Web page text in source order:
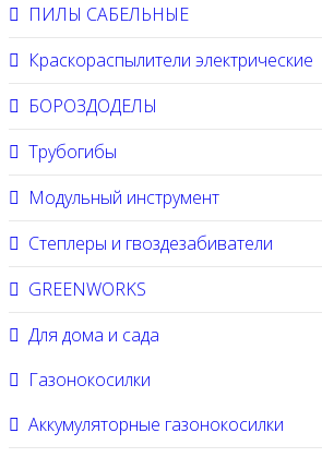
ПИЛЫ САБЕЛЬНЫЕ
Краскораспылители электрические
БОРОЗДОДЕЛЫ
Трубогибы
Модульный инструмент
Степлеры и гвоздезабиватели
GREENWORKS
Для дома и сада
Газонокосилки
Аккумуляторные газонокосилки